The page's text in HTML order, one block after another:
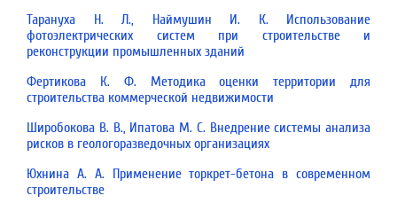
Тарануха Н. Л., Наймушин И. К. Использование
фотоэлектрических систем при строительстве и
реконструкции промышленных зданий
Фертикова К. Ф. Методика оценки территории для
строительства коммерческой недвижимости
Широбокова В. В., Ипатова М. С. Внедрение системы анализа
рисков в геологоразведочных организациях
Юхнина А. А. Применение торкрет-бетона в современном
строительстве